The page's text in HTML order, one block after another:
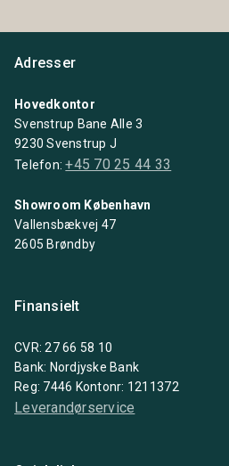
Adresser
Hovedkontor
Svenstrup Bane Alle 3
9230 Svenstrup J
Telefon:+45 70 25 44 33
Showroom København
Vallensbækvej 47
2605 Brøndby
Finansielt
CVR: 27 66 58 10
Bank: Nordjyske Bank
Reg: 7446 Kontonr: 1211372
Leverandørservice